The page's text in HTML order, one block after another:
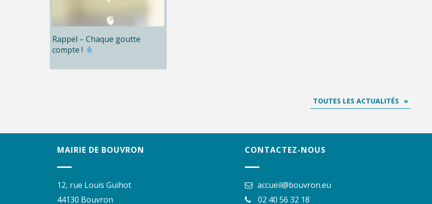
Rappel – Chaque goutte
compte !
TOUTES LES ACTUALITÉS
MAIRIE DE BOUVRON
12, rue Louis Guihot
44130 Bouvron
CONTACTEZ-NOUS
accueil@bouvron.eu
02 40 56 32 18